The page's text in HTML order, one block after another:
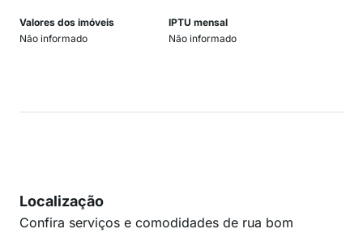
Valores dos imóveis
Não informado
IPTU mensal
Não informado
Localização
Confira serviços e comodidades de rua bom